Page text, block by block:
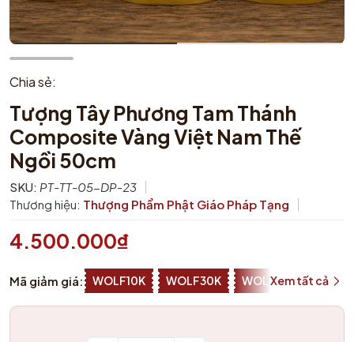
Chia sẻ:
Tượng Tây Phương Tam Thánh
Composite Vàng Việt Nam Thế
Ngồi 50cm
SKU: PT-TT-05-DP-23
Thương hiệu: Thượng Phẩm Phật Giáo Pháp Tạng
4.500.000₫
Mã giảm giá: WOLF10K WOLF30K WOLF50KXem tất cả